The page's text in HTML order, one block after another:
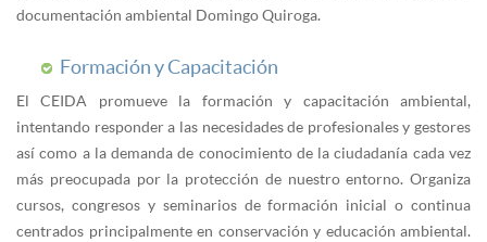
documentación ambiental Domingo Quiroga.
Formación y Capacitación
El CEIDA promueve la formación y capacitación ambiental,
intentando responder a las necesidades de profesionales y gestores
así como a la demanda de conocimiento de la ciudadanía cada vez
más preocupada por la protección de nuestro entorno. Organiza
cursos, congresos y seminarios de formación inicial o continua
centrados principalmente en conservación y educación ambiental.